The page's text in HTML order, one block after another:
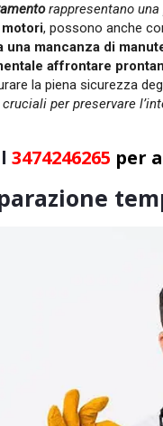
rappresentano
, possono anche
una mancanza di
affrontare
la piena sicurezza
per preservare
3474246265 per